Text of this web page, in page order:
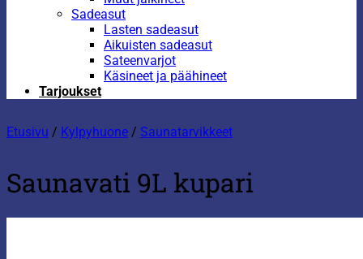
Sadeasut
Lasten sadeasut
Aikuisten sadeasut
Sateenvarjot
Käsineet ja päähineet
Tarjoukset
Etusivu / Kylpyhuone / Saunatarvikkeet
Saunavati 9L kupari